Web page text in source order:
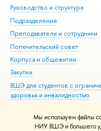
Мы используем файлы
НИУ ВШЭ и большего
Руководство и структура
Подразделения
Преподаватели и сотрудники
Попечительский совет
Корпуса и общежития
Закупки
ВШЭ для студентов с
здоровья и инвалидностью
Единая платежная страница